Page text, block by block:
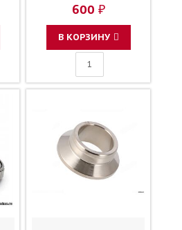
600 ₽
В КОРЗИНУ